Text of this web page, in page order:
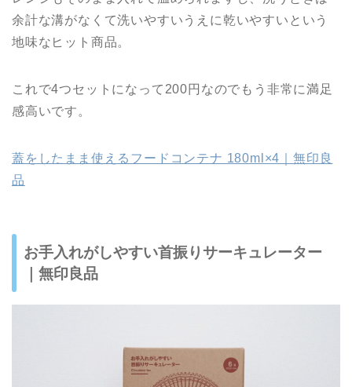
余計な溝がなくて洗いやすいうえに乾いやすいという
地味なヒット商品。
これで4つセットになって200円なのでもう非常に満足
感高いです。
蓋をしたまま使えるフードコンテナ 180ml×4｜無印良
品
お手入れがしやすい首振りサーキュレーター
｜無印良品